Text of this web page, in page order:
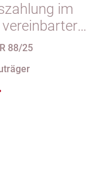
im
88/25